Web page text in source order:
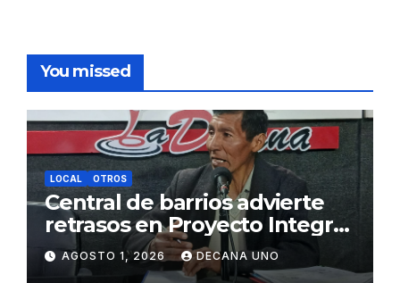
You missed
LOCAL OTROS
Central de barrios advierte
retrasos en Proyecto Integral
de Agua y Alcantarillado para
Juliaca
AGOSTO 1, 2026 DECANA UNO